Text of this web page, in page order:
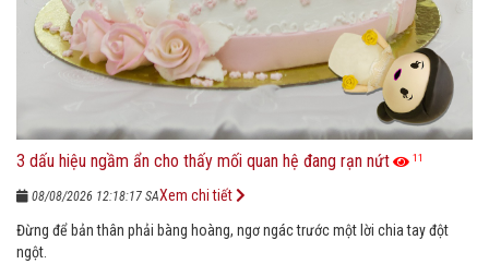
3 dấu hiệu ngầm ẩn cho thấy mối quan hệ đang rạn nứt 11
08/08/2026 12:18:17 SA
Đừng để bản thân phải bàng hoàng, ngơ ngác trước một lời chia tay đột
ngột.
Xem chi tiết